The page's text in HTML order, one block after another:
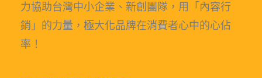
力協助台灣中小企業、新創團隊，用「內容行
銷」的力量，極大化品牌在消費者心中的心佔
率！